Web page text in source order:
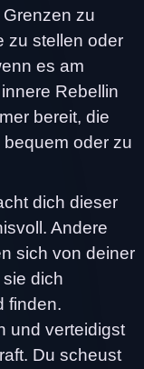
zu
zu stellen oder
es am
Rebellin
bereit, die
oder zu
dich dieser
Andere
sich von deiner
dich
finden.
und verteidigst
Du scheust